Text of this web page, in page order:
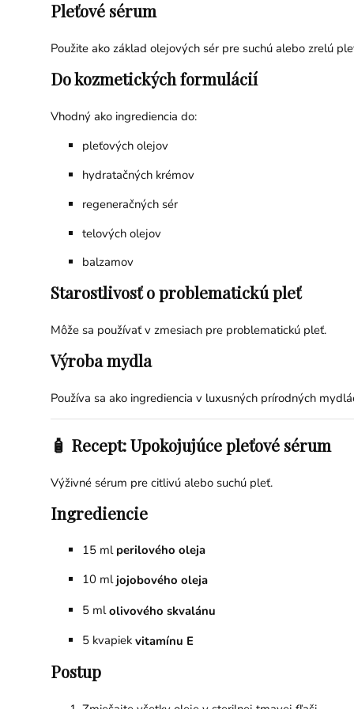
Pleťové sérum
Použite ako základ olejových sér pre suchú alebo zrelú
Do kozmetických formulácií
Vhodný ako ingrediencia do:
pleťových olejov
hydratačných krémov
regeneračných sér
telových olejov
balzamov
Starostlivosť o problematickú pleť
Môže sa používať v zmesiach pre problematickú pleť.
Výroba mydla
Používa sa ako ingrediencia v luxusných prírodných
🧴 Recept: Upokojujúce pleťové sérum
Výživné sérum pre citlivú alebo suchú pleť.
Ingrediencie
15 ml perilového oleja
10 ml jojobového oleja
5 mlolivového skvalánu
5 kvapiek vitamínu E
Postup